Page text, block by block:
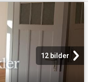
12 bilder